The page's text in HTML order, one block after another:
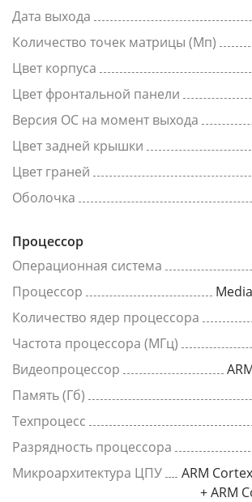
Дата выхода
Количество точек матрицы (Мп)
Цвет корпуса
Цвет фронтальной панели
Версия ОС на момент выхода
Цвет задней крышки
Цвет граней
Оболочка
Процессор
Операционная система
Процессор
Количество ядер процессора
Частота процессора (МГц)
Видеопроцессор
Память (Гб)
Техпроцесс
Разрядность процессора
Микроархитектура ЦПУ
ARM
+ ARM